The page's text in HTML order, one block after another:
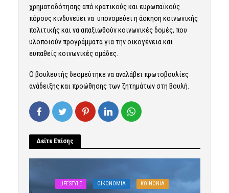
χρηματοδότησης από κρατικούς και ευρωπαϊκούς
πόρους κινδυνεύει να υπονομεύει η άσκηση κοινωνικής
πολιτικής και να απαξιωθούν κοινωνικές δομές, που
υλοποιούν προγράμματα για την οικογένεια και
ευπαθείς κοινωνικές ομάδες.
Ο βουλευτής δεσμεύτηκε να αναλάβει πρωτοβουλίες
ανάδειξης και προώθησης των ζητημάτων στη Βουλή.
Δείτε Επίσης
LIFESTYLE OIKONOMIA ΚΟΙΝΩΝΙΑ